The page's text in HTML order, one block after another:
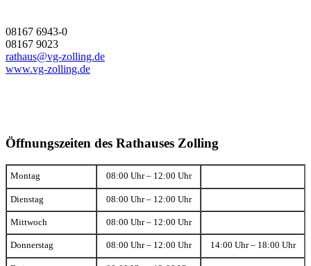
08167 6943-0
08167 9023
rathaus@vg-zolling.de
www.vg-zolling.de
Öffnungszeiten des Rathauses Zolling
Montag 08:00 Uhr – 12:00 Uhr
Dienstag 08:00 Uhr – 12:00 Uhr
Mittwoch 08:00 Uhr – 12:00 Uhr
Donnerstag 08:00 Uhr – 12:00 Uhr 14:00 Uhr – 18:00 Uhr